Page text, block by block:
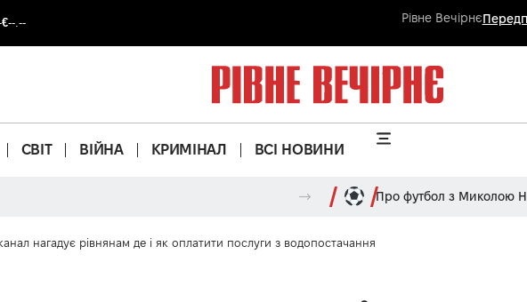
€--.-- Рівне Вечірнє
СВІТ ВІЙНА КРИМІНАЛ ВСІ НОВИНИ
Про футбол з Миколою
нагадує рівнянам де і як оплатити послуги з водопостачання